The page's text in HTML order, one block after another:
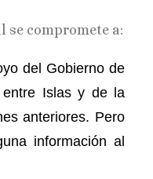
se compromete a:
del Gobierno de
entre Islas y de la
anteriores. Pero
información al